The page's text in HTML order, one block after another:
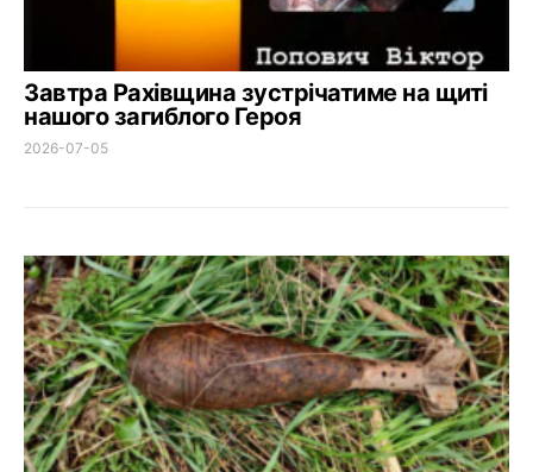
Завтра Рахівщина зустрічатиме на щиті
нашого загиблого Героя
2026-07-05